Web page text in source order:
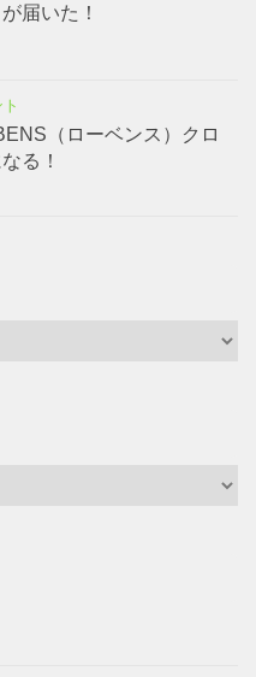
届いた！
（ローベンス）クロ
る！